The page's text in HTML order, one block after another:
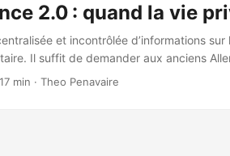
2.0 : quand la vie
et incontrôlée d’informations
Il suffit de demander aux anciens
le peuple qui détient le droit à la vie
17 min · Theo Penavaire